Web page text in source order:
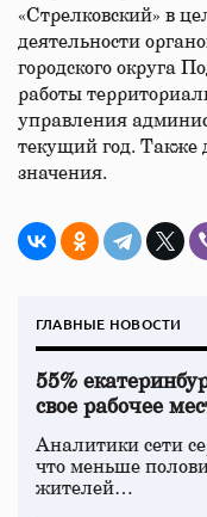
«Стрелковский» в
деятельности
городского округа
работы
управления
текущий год. Также
значения.
ГЛАВНЫЕ НОВОСТИ
55%
свое рабочее
Аналитики сети
что меньше
жителей…